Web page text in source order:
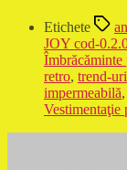
Etichete
JOY cod-
Îmbrăcăminte
retro, trend-
impermeabilă,
Vestimentaţie